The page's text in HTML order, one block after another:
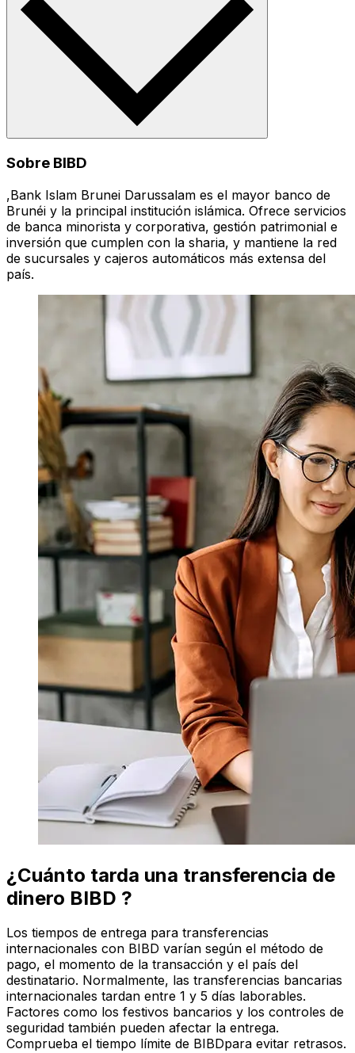
Sobre BIBD
,Bank Islam Brunei Darussalam es el mayor banco de
Brunéi y la principal institución islámica. Ofrece servicios
de banca minorista y corporativa, gestión patrimonial e
inversión que cumplen con la sharia, y mantiene la red
de sucursales y cajeros automáticos más extensa del
país.
¿Cuánto tarda una transferencia de
dinero BIBD ?
Los tiempos de entrega para transferencias
internacionales con BIBD varían según el método de
pago, el momento de la transacción y el país del
destinatario. Normalmente, las transferencias bancarias
internacionales tardan entre 1 y 5 días laborables.
Factores como los festivos bancarios y los controles de
seguridad también pueden afectar la entrega.
Comprueba el tiempo límite de BIBDpara evitar retrasos.